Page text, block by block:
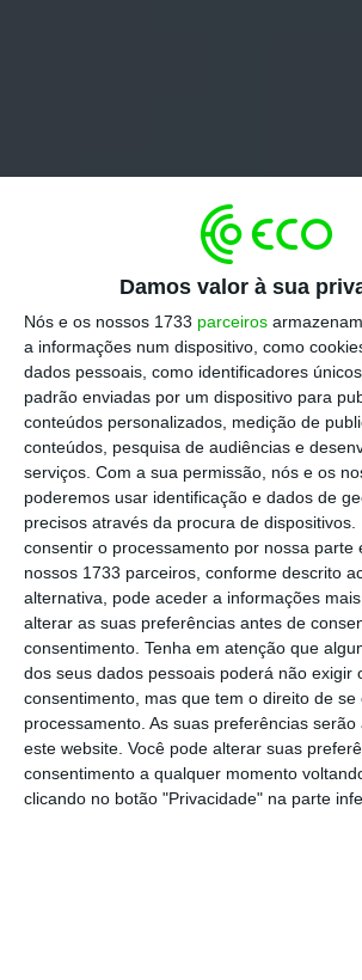
Damos valor à sua
Nós e os nossos 1733 parceiros
a informações num dispositivo, como
dados pessoais, como identificadores
padrão enviadas por um dispositivo para
conteúdos personalizados, medição de
conteúdos, pesquisa de audiências e
serviços. Com a sua permissão, nós e os
poderemos usar identificação e dados de
precisos através da procura de dispositivos.
consentir o processamento por nossa parte
nossos 1733 parceiros, conforme descrito
alternativa, pode aceder a informações
alterar as suas preferências antes de
consentimento. Tenha em atenção que
dos seus dados pessoais poderá não exigir
consentimento, mas que tem o direito de se
processamento. As suas preferências
este website. Você pode alterar suas
consentimento a qualquer momento
clicando no botão "Privacidade" na parte